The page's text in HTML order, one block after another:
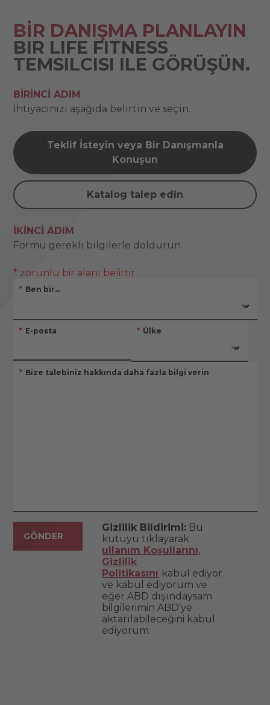
BİR DANIŞMA PLANLAYIN
BIR LIFE FITNESS
TEMSILCISI ILE GÖRÜŞÜN.
BIRINCI ADIM
İhtiyacınızı aşağıda belirtin ve seçin.
Teklif İsteyin veya Bir Danışmanla
Konuşun
Katalog talep edin
İKINCI ADIM
Formu gerekli bilgilerle doldurun.